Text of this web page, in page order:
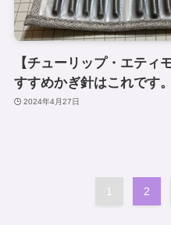
【チューリップ・エティ
すすめかぎ針はこれです
2024年4月27日
1 2